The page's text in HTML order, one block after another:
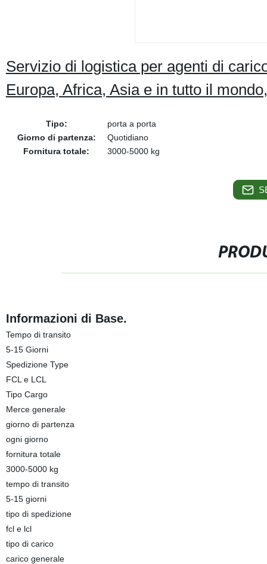
Servizio di logistica per agenti di
Europa, Africa, Asia e in tutto il
Tipo:
porta a porta
Giorno di partenza:
Quotidiano
Fornitura totale:
3000-5000 kg
Informazioni di Base.
Tempo di transito
5-15 Giorni
Spedizione Type
FCL e LCL
Tipo Cargo
Merce generale
giorno di partenza
ogni giorno
fornitura totale
3000-5000 kg
tempo di transito
5-15 giorni
tipo di spedizione
fcl e lcl
tipo di carico
carico generale